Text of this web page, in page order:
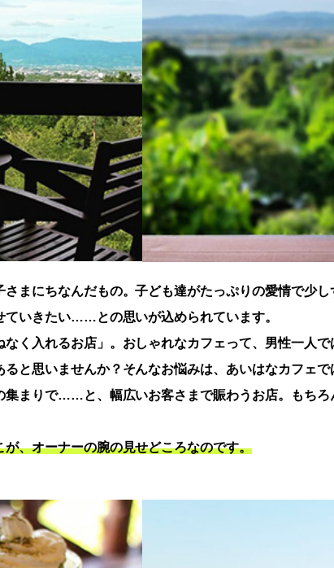
まにちなんだもの。子ども達がたっぷりの愛情で少
いきたい……との思いが込められています。
く入れるお店」。おしゃれなカフェって、男性一人
と思いませんか？そんなお悩みは、あいはなカフェ
集まりで……と、幅広いお客さまで賑わうお店。もち
、オーナーの腕の見せどころなのです。